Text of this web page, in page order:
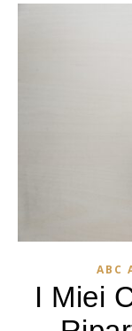
ABC
I Miei